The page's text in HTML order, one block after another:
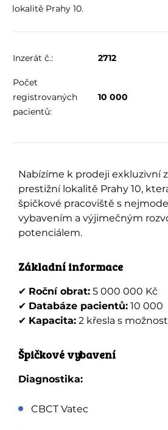
lokalitě Prahy 10.
Inzerát č.: 2712
Počet
registrovaných
pacientů:
10 000
Nabízíme k prodeji exkluzivní
prestižní lokalitě Prahy 10,
špičkové pracoviště s
vybavením a výjimečným
potenciálem.
Základní informace
✔ Roční obrat: 5 000 000 Kč
✔ Databáze pacientů: 10 000
✔ Kapacita: 2 křesla s
Špičkové vybavení
Diagnostika:
CBCT Vatec